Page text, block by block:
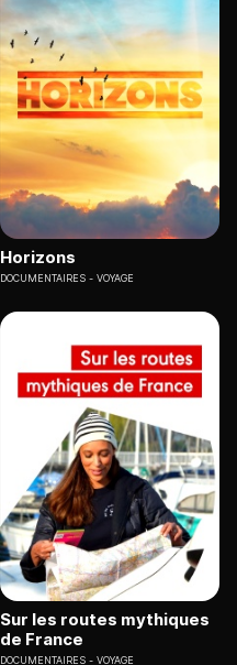
Horizons
DOCUMENTAIRES VOYAGE
Sur les routes mythiques
de France
DOCUMENTAIRES VOYAGE